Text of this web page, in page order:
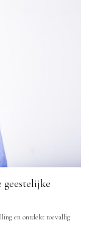
geestelijke
en ontdekt toevallig